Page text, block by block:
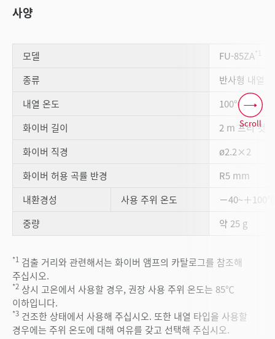
사양
모델 FU-85ZA*1
종류
반사형 내열
내열 온도
100℃ *3
화이버 길이
2 m 프리 컷
화이버 직경
ø2.2×2
화이버 허용 곡률 반경
R5 mm
내환경성
사용 주위 온도
－40~＋
중량
약 25 g
*1 검출 거리와 관련해서는 화이버 앰프의 카탈로그를 참조해
주십시오.
*2 상시 고온에서 사용할 경우, 권장 사용 주위 온도는 85℃
이하입니다.
*3 건조한 상태에서 사용해 주십시오. 또한 내열 타입을 사용할
경우에는 주위 온도에 대해 여유를 갖고 선택해 주십시오.
Scroll